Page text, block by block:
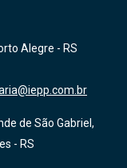
Alegre - RS
de São Gabriel,
- RS